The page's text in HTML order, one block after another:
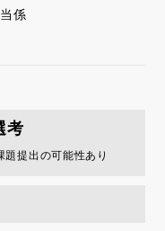
係
考
提出の可能性あり